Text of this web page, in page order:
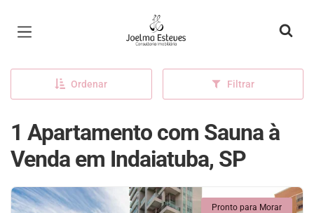
Página inicial
Ordenar Filtrar
1 Apartamento com Sauna à
Venda em Indaiatuba, SP
Pronto para Morar